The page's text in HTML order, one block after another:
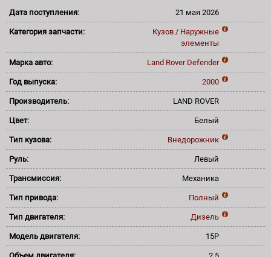
Дата поступления: 21 мая 2026
Категория запчасти:
Кузов / Наружные
элементы
Марка авто: Land Rover Defender
Год выпуска: 2000
Производитель: LAND ROVER
Цвет: Белый
Тип кузова: Внедорожник
Руль: Левый
Трансмиссия: Механика
Тип привода: Полный
Тип двигателя: Дизель
Модель двигателя: 15P